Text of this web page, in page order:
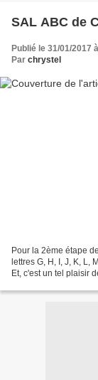
SAL ABC de
Publié le 31/01/2017
Par chrystel
Pour la 2ème étape
lettres G, H, I, J, K, L,
Et, c'est un tel plaisir